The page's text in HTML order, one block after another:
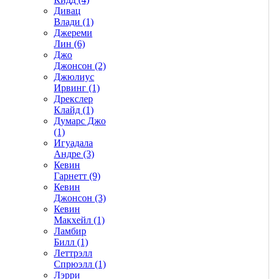
Дивац
Влади (1)
Джереми
Лин (6)
Джо
Джонсон (2)
Джюлиус
Ирвинг (1)
Дрекслер
Клайд (1)
Думарс Джо
(1)
Игуадала
Андре (3)
Кевин
Гарнетт (9)
Кевин
Джонсон (3)
Кевин
Макхейл (1)
Ламбир
Билл (1)
Леттрэлл
Спрюэлл (1)
Лэрри